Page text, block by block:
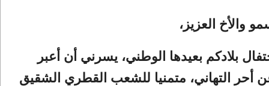
والأخ العزيز،
بلادكم بعيدها الوطني، يسرني أن أعبر
أحر التهاني، متمنيا للشعب القطري الشقيق